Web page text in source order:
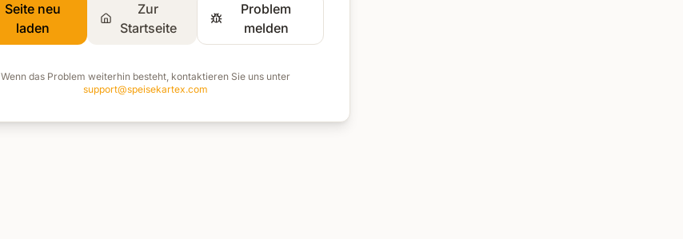
Seite neu
laden
Zur
Startseite
Problem
melden
Wenn das Problem weiterhin besteht, kontaktieren Sie uns unter
support@speisekartex.com